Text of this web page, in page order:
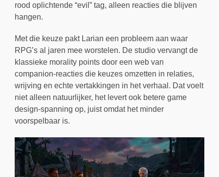
rood oplichtende “evil” tag, alleen reacties die blijven
hangen.
Met die keuze pakt Larian een probleem aan waar
RPG’s al jaren mee worstelen. De studio vervangt de
klassieke morality points door een web van
companion-reacties die keuzes omzetten in relaties,
wrijving en echte vertakkingen in het verhaal. Dat voelt
niet alleen natuurlijker, het levert ook betere game
design-spanning op, juist omdat het minder
voorspelbaar is.